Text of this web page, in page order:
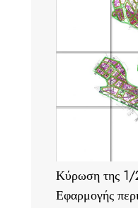
Κύρωση της
Εφαρμογής